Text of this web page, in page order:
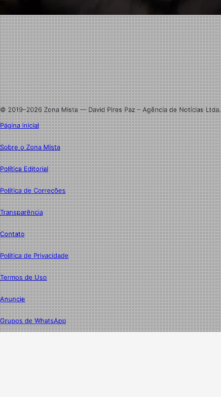
Facebook
X
Linkedin
Instagram
© 2019–2026 Zona Mista — David Pires Paz – Agência de Notícias Ltda.
Página inicial
Sobre o Zona Mista
Política Editorial
Política de Correções
Transparência
Contato
Política de Privacidade
Termos de Uso
Anuncie
Grupos de WhatsApp